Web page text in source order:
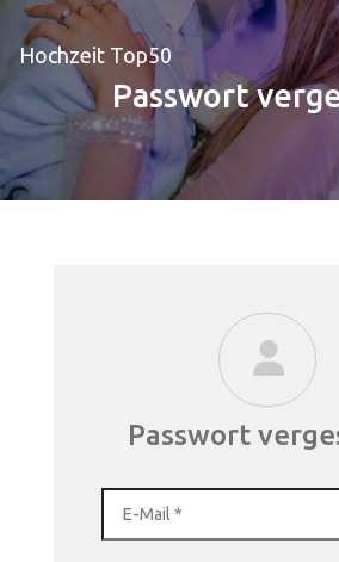
Hochzeit Top50
Passwort
Passwort